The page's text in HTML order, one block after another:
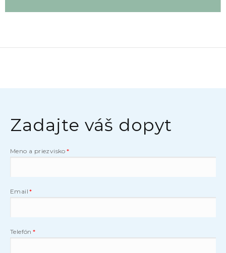
Zadajte váš dopyt
Meno a priezvisko
Email
Telefón